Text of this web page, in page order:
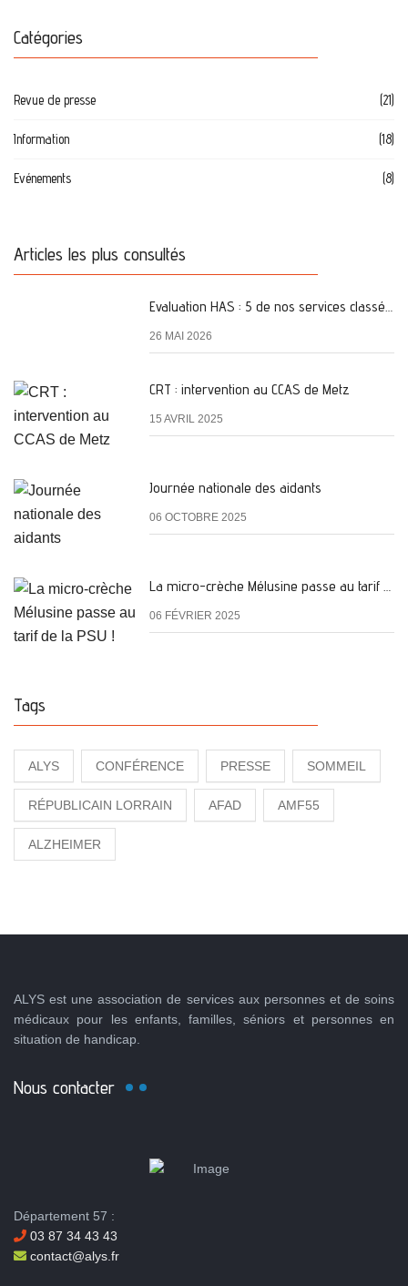
Catégories
Revue de presse (21)
Information (18)
Evénements (8)
Articles les plus consultés
Evaluation HAS : 5 de nos services classés A
26 MAI 2026
CRT : intervention au CCAS de Metz
15 AVRIL 2025
Journée nationale des aidants
06 OCTOBRE 2025
La micro-crèche Mélusine passe au tarif de la PSU !
06 FÉVRIER 2025
Tags
ALYS CONFÉRENCE PRESSE SOMMEIL
RÉPUBLICAIN LORRAIN AFAD AMF55
ALZHEIMER
ALYS est une association de services aux personnes et de soins
médicaux pour les enfants, familles, séniors et personnes en
situation de handicap.
Nous contacter
Département 57 :
03 87 34 43 43
contact@alys.fr